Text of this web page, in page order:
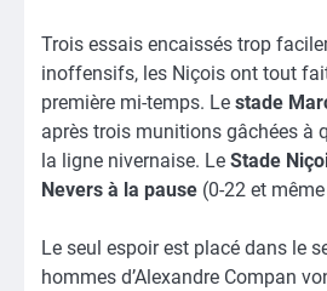
Trois essais encaissés trop
inoffensifs, les Niçois ont tout fait
première mi-temps. Le stade
après trois munitions gâchées à
la ligne nivernaise. Le Stade
Nevers à la pause (0-22 et
Le seul espoir est placé dans le
hommes d’Alexandre Compan